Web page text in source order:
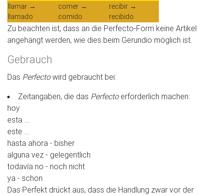
llamar →
llamado
comer →
comido
recibir →
recibido
Zu beachten ist, dass an die Perfecto-Form keine Artikel
angehängt werden, wie dies beim Gerundio möglich ist.
Gebrauch
Das Perfectowird gebraucht bei:
Zeitangaben, die das Perfectoerforderlich machen:
hoy
esta ...
este ...
hasta ahora - bisher
alguna vez - gelegentlich
todavía no - noch nicht
ya - schon
Das Perfekt drückt aus, dass die Handlung zwar vor der